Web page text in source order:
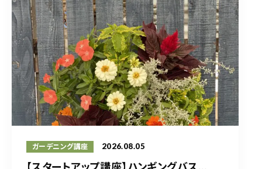
ガーデニング講座 2026.08.05